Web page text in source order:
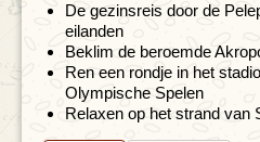
De gezinsreis door de
eilanden
Beklim de beroemde
Ren een rondje in het
Olympische Spelen
Relaxen op het strand van